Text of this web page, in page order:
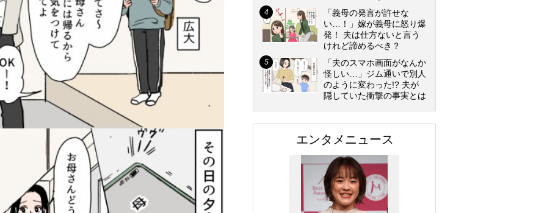
「義母の発言が許せな
い…！」嫁が義母に怒り爆
発！ 夫は仕方ないと言う
けれど諦めるべき？
「夫のスマホ画面がなんか
怪しい…」ジム通いで別人
のように変わった!? 夫が
隠していた衝撃の事実とは
エンタメニュース